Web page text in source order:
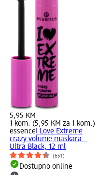
5,95 KM
1 kom. (5,95 KM za 1 kom.)
essenceI Love Extreme
crazy volume maskara –
Ultra Black, 12 ml
(651)
Dostupno online